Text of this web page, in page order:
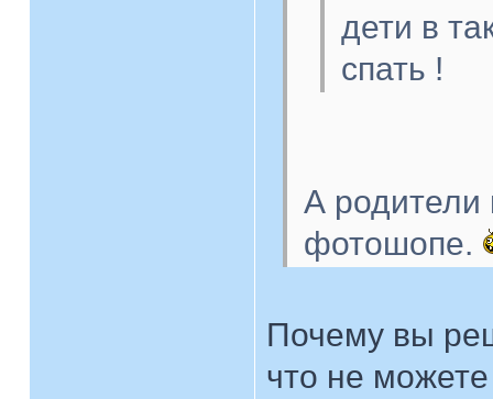
дети в
спать !
А родители
фотошопе.
Почему вы
что не